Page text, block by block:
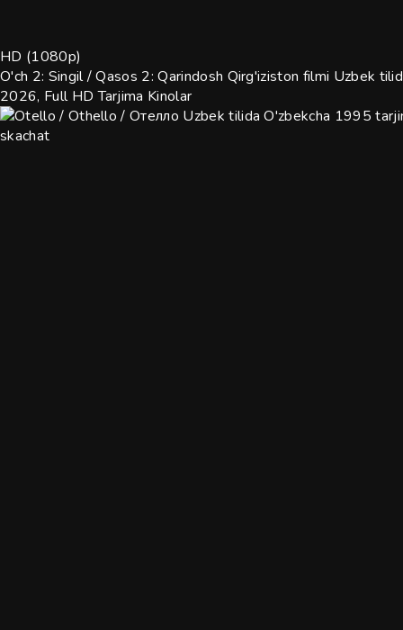
HD (1080p)
O'ch 2: Singil / Qasos 2: Qarindosh Qirg'iziston filmi Uzbek
2026, Full HD Tarjima Kinolar